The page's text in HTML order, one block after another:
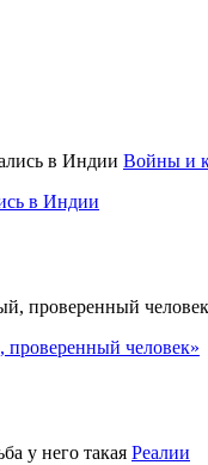
Войны и
в Индии
человек»
Реалии